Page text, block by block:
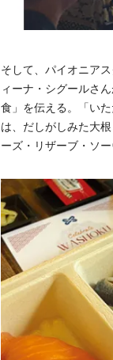
そして、パイオニア
ィーナ・シグールさ
食」を伝える。「い
は、だしがしみた大
ーズ・リザーブ・ソ